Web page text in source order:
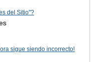
del Sitio"?
sigue siendo incorrecto!